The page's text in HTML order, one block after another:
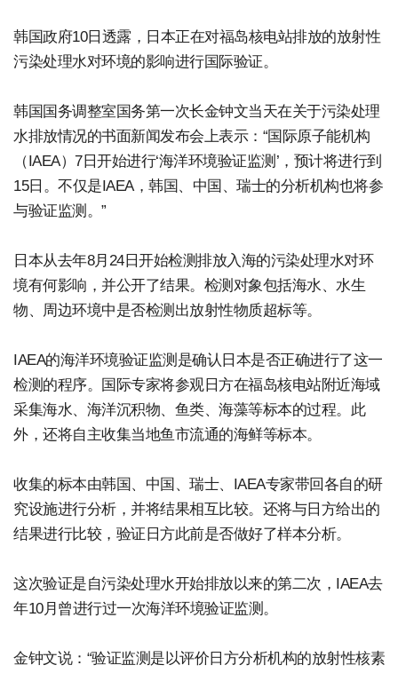
韩国政府10日透露，日本正在对福岛核电站排放的放射性
污染处理水对环境的影响进行国际验证。
韩国国务调整室国务第一次长金钟文当天在关于污染处理
水排放情况的书面新闻发布会上表示：“国际原子能机构
（IAEA）7日开始进行‘海洋环境验证监测’，预计将进行到
15日。不仅是IAEA，韩国、中国、瑞士的分析机构也将参
与验证监测。”
日本从去年8月24日开始检测排放入海的污染处理水对环
境有何影响，并公开了结果。检测对象包括海水、水生
物、周边环境中是否检测出放射性物质超标等。
IAEA的海洋环境验证监测是确认日本是否正确进行了这一
检测的程序。国际专家将参观日方在福岛核电站附近海域
采集海水、海洋沉积物、鱼类、海藻等标本的过程。此
外，还将自主收集当地鱼市流通的海鲜等标本。
收集的标本由韩国、中国、瑞士、IAEA专家带回各自的研
究设施进行分析，并将结果相互比较。还将与日方给出的
结果进行比较，验证日方此前是否做好了样本分析。
这次验证是自污染处理水开始排放以来的第二次，IAEA去
年10月曾进行过一次海洋环境验证监测。
金钟文说：“验证监测是以评价日方分析机构的放射性核素